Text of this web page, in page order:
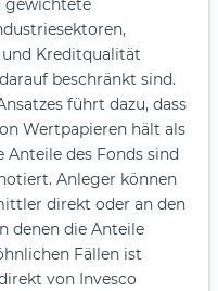
gewichtete
Kreditqualität
beschränkt sind.
führt dazu, dass
Wertpapieren hält als
Anteile des Fonds sind
Anleger können
direkt oder an den
denen die Anteile
Fällen ist
von Invesco